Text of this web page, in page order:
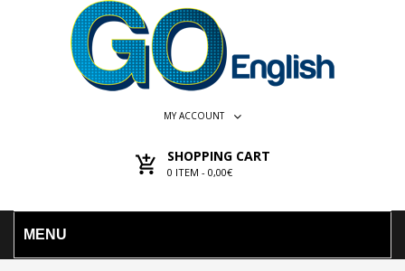
MY ACCOUNT
SHOPPING CART
0 ITEM - 0,00€
MENU